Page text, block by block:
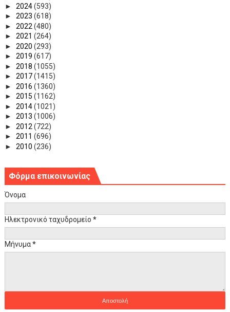
► 2024(593)
► 2023 (618)
► 2022 (480)
► 2021 (264)
► 2020 (293)
► 2019 (617)
► 2018 (1055)
► 2017(1415)
► 2016 (1360)
► 2015 (1162)
► 2014(1021)
► 2013 (1006)
► 2012 (722)
► 2011 (696)
► 2010 (236)
Φόρμα επικοινωνίας
Όνομα
Ηλεκτρονικό ταχυδρομείο *
Μήνυμα*